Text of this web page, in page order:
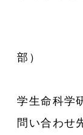
長尾 耕
原 雄
部）
山内 祥
学生命科学
問い合わ